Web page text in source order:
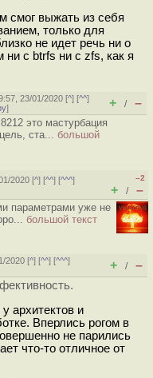
смог выжать из себя
только для
не идет речь ни о
ни с btrfs ни с zfs, как я
23/01/2020 [^] [^^]
] + / –
это мастурбация
ста... большой
2020 [^] [^^] [^^^]
–2
+ / –
параметрами уже не
большой текст
2020 [^] [^^] [^^^]
+ / –
архитектов и
Вперлись рогом в
не парились
что-то отличное от